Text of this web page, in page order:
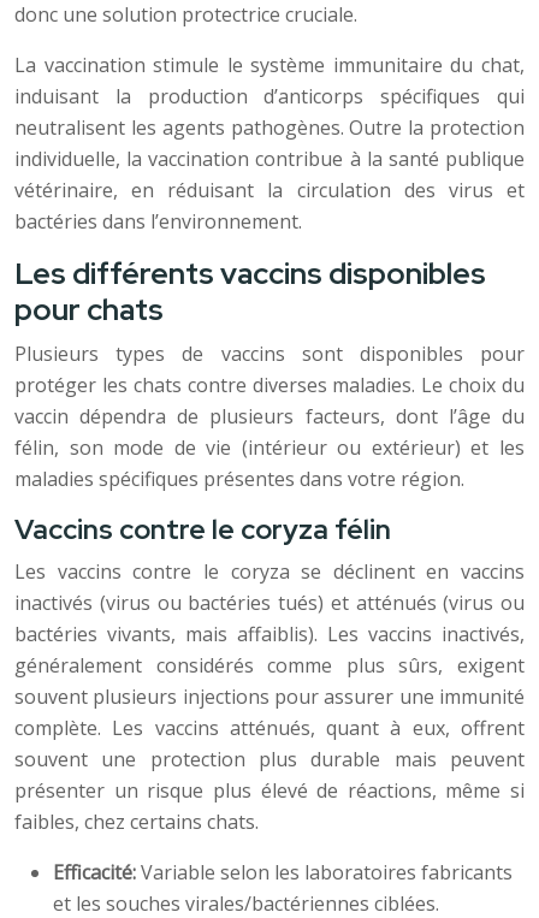
donc une solution protectrice cruciale.
La vaccination stimule le système immunitaire du chat,
induisant la production d’anticorps spécifiques qui
neutralisent les agents pathogènes. Outre la protection
individuelle, la vaccination contribue à la santé publique
vétérinaire, en réduisant la circulation des virus et
bactéries dans l’environnement.
Les différents vaccins disponibles
pour chats
Plusieurs types de vaccins sont disponibles pour
protéger les chats contre diverses maladies. Le choix du
vaccin dépendra de plusieurs facteurs, dont l’âge du
félin, son mode de vie (intérieur ou extérieur) et les
maladies spécifiques présentes dans votre région.
Vaccins contre le coryza félin
Les vaccins contre le coryza se déclinent en vaccins
inactivés (virus ou bactéries tués) et atténués (virus ou
bactéries vivants, mais affaiblis). Les vaccins inactivés,
généralement considérés comme plus sûrs, exigent
souvent plusieurs injections pour assurer une immunité
complète. Les vaccins atténués, quant à eux, offrent
souvent une protection plus durable mais peuvent
présenter un risque plus élevé de réactions, même si
faibles, chez certains chats.
Efficacité:Variable selon les laboratoires fabricants
et les souches virales/bactériennes ciblées.